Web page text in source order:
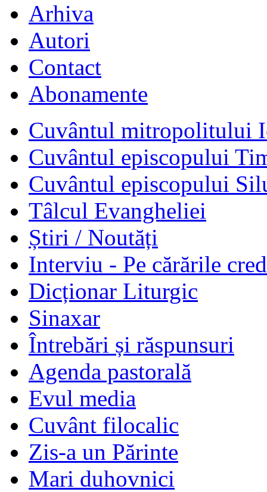
Arhiva
Autori
Contact
Abonamente
Cuvântul mitropolitului
Cuvântul episcopului
Cuvântul episcopului
Tâlcul Evangheliei
Știri / Noutăți
Interviu - Pe cărările
Dicționar Liturgic
Sinaxar
Întrebări și răspunsuri
Agenda pastorală
Evul media
Cuvânt filocalic
Zis-a un Părinte
Mari duhovnici